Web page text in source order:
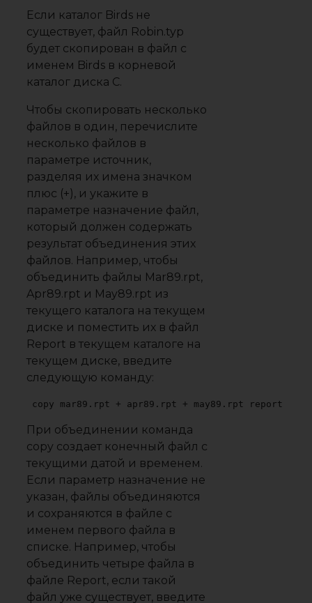
Если каталог Birds не
существует, файл Robin.typ
будет скопирован в файл с
именем Birds в корневой
каталог диска C.
Чтобы скопировать несколько
файлов в один, перечислите
несколько файлов в
параметре источник,
разделяя их имена значком
плюс (+), и укажите в
параметре назначение файл,
который должен содержать
результат объединения этих
файлов. Например, чтобы
объединить файлы Mar89.rpt,
Apr89.rpt и May89.rpt из
текущего каталога на текущем
диске и поместить их в файл
Report в текущем каталоге на
текущем диске, введите
следующую команду:
copy mar89.rpt + apr89.rpt + may89.rpt report
При объединении команда
copy создает конечный файл с
текущими датой и временем.
Если параметр назначение не
указан, файлы объединяются
и сохраняются в файле с
именем первого файла в
списке. Например, чтобы
объединить четыре файла в
файле Report, если такой
файл уже существует, введите